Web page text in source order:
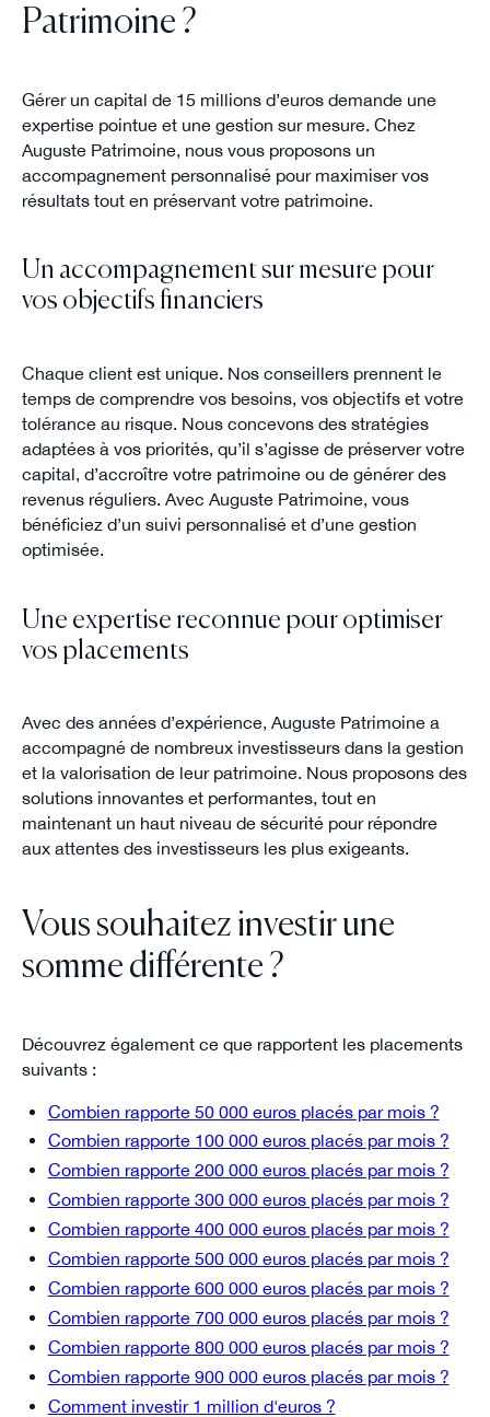
Patrimoine ?
Gérer un capital de 15 millions d’euros demande une
expertise pointue et une gestion sur mesure. Chez
Auguste Patrimoine, nous vous proposons un
accompagnement personnalisé pour maximiser vos
résultats tout en préservant votre patrimoine.
Un accompagnement sur mesure pour
vos objectifs financiers
Chaque client est unique. Nos conseillers prennent le
temps de comprendre vos besoins, vos objectifs et votre
tolérance au risque. Nous concevons des stratégies
adaptées à vos priorités, qu’il s’agisse de préserver votre
capital, d’accroître votre patrimoine ou de générer des
revenus réguliers. Avec Auguste Patrimoine, vous
bénéficiez d’un suivi personnalisé et d’une gestion
optimisée.
Une expertise reconnue pour optimiser
vos placements
Avec des années d’expérience, Auguste Patrimoine a
accompagné de nombreux investisseurs dans la gestion
et la valorisation de leur patrimoine. Nous proposons des
solutions innovantes et performantes, tout en
maintenant un haut niveau de sécurité pour répondre
aux attentes des investisseurs les plus exigeants.
Vous souhaitez investir une
somme différente ?
Découvrez également ce que rapportent les placements
suivants :
Combien rapporte 50 000 euros placés par mois ?
Combien rapporte 100 000 euros placés par mois ?
Combien rapporte 200 000 euros placés par mois ?
Combien rapporte 300 000 euros placés par mois ?
Combien rapporte 400 000 euros placés par mois ?
Combien rapporte 500 000 euros placés par mois ?
Combien rapporte 600 000 euros placés par mois ?
Combien rapporte 700 000 euros placés par mois ?
Combien rapporte 800 000 euros placés par mois ?
Combien rapporte 900 000 euros placés par mois ?
Comment investir 1 million d'euros ?